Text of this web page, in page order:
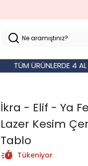
TÜM ÜRÜNLERDE 4 AL 3
İkra - Elif - Ya
Lazer Kesim
Tablo
Tükeniyor